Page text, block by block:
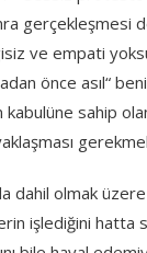
gerçekleşmesi
ve empati
önce asıl“
kabulüne sahip
dahil olmak
işlediğini hatta